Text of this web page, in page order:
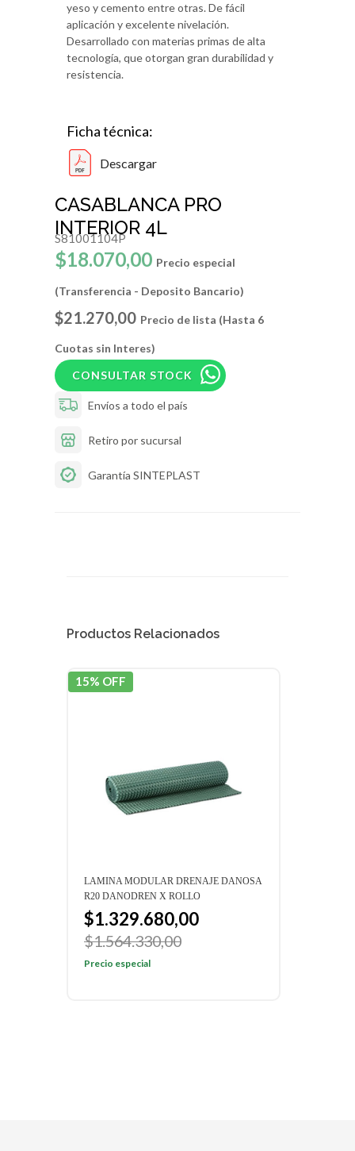
yeso y cemento entre otras. De fácil
aplicación y excelente nivelación.
Desarrollado con materias primas de alta
tecnología, que otorgan gran durabilidad y
resistencia.
Ficha técnica:
Descargar
CASABLANCA PRO
INTERIOR 4L
S81001104P
$18.070,00 Precio especial
(Transferencia - Deposito Bancario)
$21.270,00 Precio de lista (Hasta 6
Cuotas sin Interes)
CONSULTAR STOCK
Envíos a todo el país
Retiro por sucursal
Garantía SINTEPLAST
Productos Relacionados
15% OFF
LAMINA MODULAR DRENAJE DANOSA
R20 DANODREN X ROLLO
$1.329.680,00
$1.564.330,00
Precio especial